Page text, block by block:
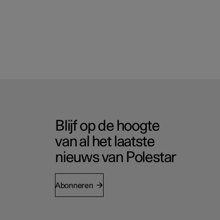
Blijf op de hoogte
van al het laatste
nieuws van Polestar
Abonneren